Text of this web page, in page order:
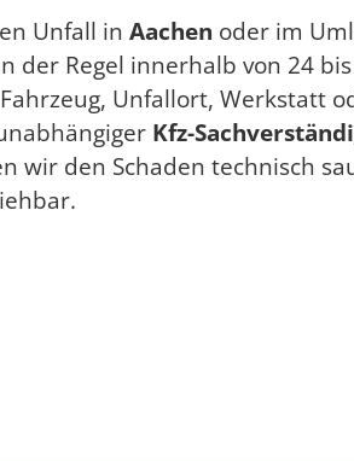
Unfall in Aachen oder im
der Regel innerhalb von 24
Unfallort, Werkstatt
Kfz-
wir den Schaden technisch